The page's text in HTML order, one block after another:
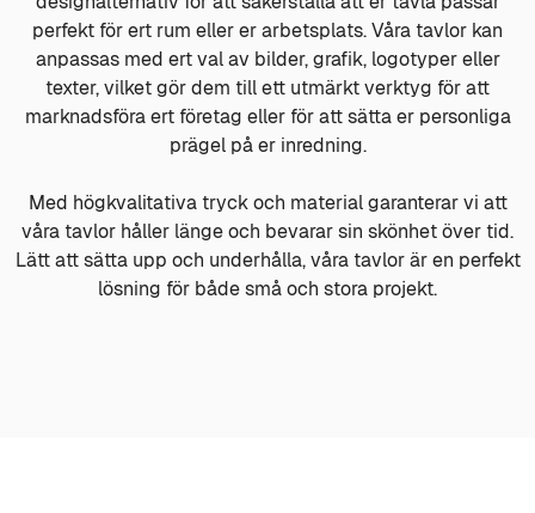
perfekt för ert rum eller er arbetsplats. Våra tavlor kan
anpassas med ert val av bilder, grafik, logotyper eller
texter, vilket gör dem till ett utmärkt verktyg för att
marknadsföra ert företag eller för att sätta er personliga
prägel på er inredning.
Med högkvalitativa tryck och material garanterar vi att
våra tavlor håller länge och bevarar sin skönhet över tid.
Lätt att sätta upp och underhålla, våra tavlor är en perfekt
lösning för både små och stora projekt.